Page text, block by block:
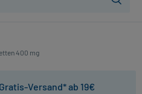
400 mg
Gratis-Versand* ab 19€